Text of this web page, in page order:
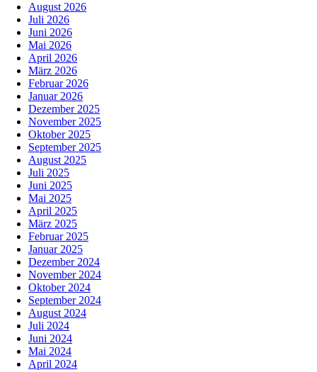
August 2026
Juli 2026
Juni 2026
Mai 2026
April 2026
März 2026
Februar 2026
Januar 2026
Dezember 2025
November 2025
Oktober 2025
September 2025
August 2025
Juli 2025
Juni 2025
Mai 2025
April 2025
März 2025
Februar 2025
Januar 2025
Dezember 2024
November 2024
Oktober 2024
September 2024
August 2024
Juli 2024
Juni 2024
Mai 2024
April 2024